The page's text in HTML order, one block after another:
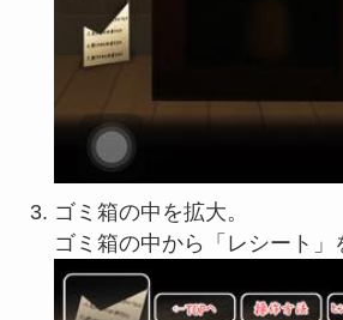
ゴミ箱の中を拡大。
ゴミ箱の中から「レシート」